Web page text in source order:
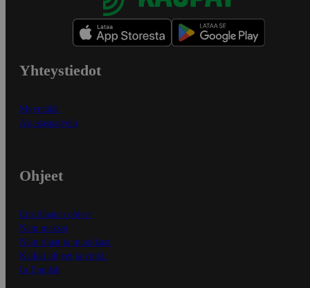
Yhteystiedot
Myymälät
Asiakaspalvelu
Ohjeet
Ensitilaajan ohjeet
Näin maksat
Näin tilaat ja muokkaat
Kaikki ohjeet ja vinkit
In English